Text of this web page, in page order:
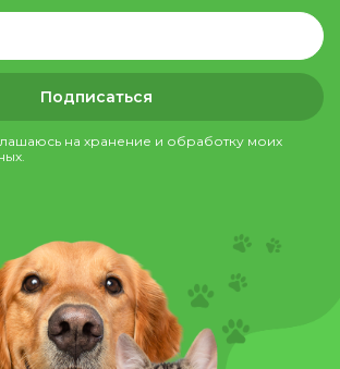
Подписаться
на хранение и обработку моих